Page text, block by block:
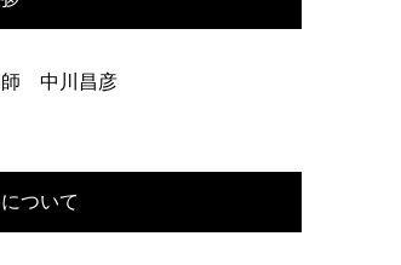
師 中川昌彦
ついて